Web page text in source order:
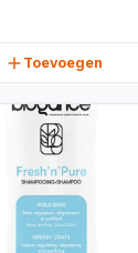
Toevoegen